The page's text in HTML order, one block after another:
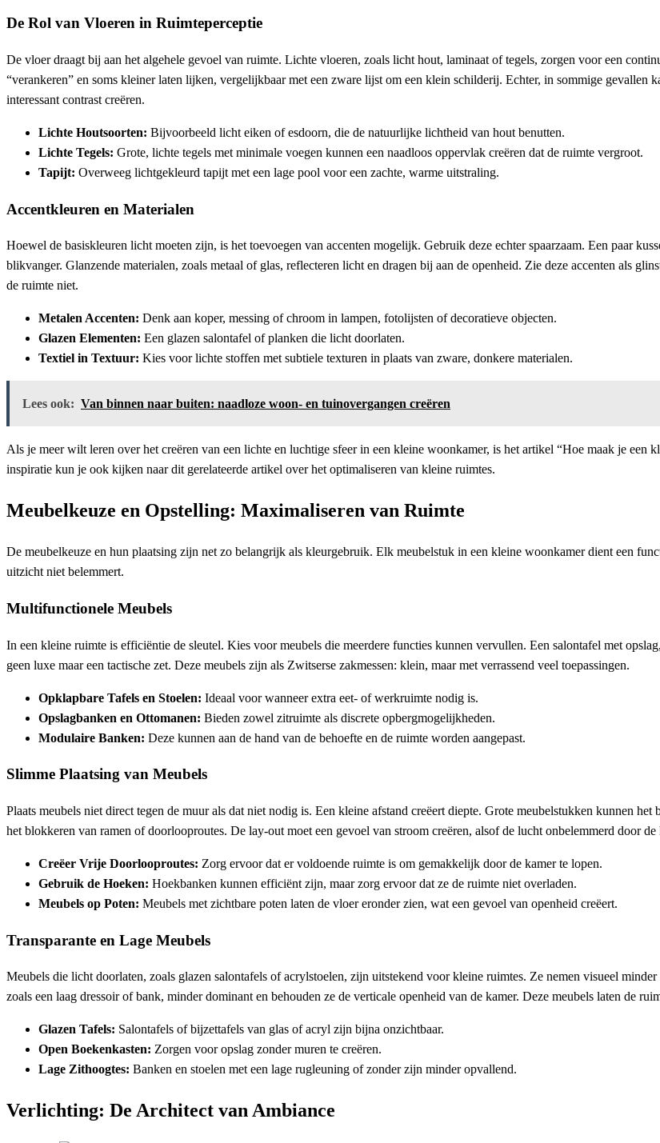
De Rol van Vloeren in Ruimteperceptie
De vloer draagt bij aan het algehele gevoel van ruimte. Lichte vloeren, zoals licht hout, laminaat of tegels, zorgen voor een
“verankeren” en soms kleiner laten lijken, vergelijkbaar met een zware lijst om een klein schilderij. Echter, in sommige gevallen
interessant contrast creëren.
Lichte Houtsoorten: Bijvoorbeeld licht eiken of esdoorn, die de natuurlijke lichtheid van hout benutten.
Lichte Tegels: Grote, lichte tegels met minimale voegen kunnen een naadloos oppervlak creëren dat de ruimte vergroot.
Tapijt: Overweeg lichtgekleurd tapijt met een lage pool voor een zachte, warme uitstraling.
Accentkleuren en Materialen
Hoewel de basiskleuren licht moeten zijn, is het toevoegen van accenten mogelijk. Gebruik deze echter spaarzaam. Een paar
blikvanger. Glanzende materialen, zoals metaal of glas, reflecteren licht en dragen bij aan de openheid. Zie deze accenten als
de ruimte niet.
Metalen Accenten: Denk aan koper, messing of chroom in lampen, fotolijsten of decoratieve objecten.
Glazen Elementen: Een glazen salontafel of planken die licht doorlaten.
Textiel in Textuur: Kies voor lichte stoffen met subtiele texturen in plaats van zware, donkere materialen.
Lees ook: Van binnen naar buiten: naadloze woon- en tuinovergangen creëren
Als je meer wilt leren over het creëren van een lichte en luchtige sfeer in een kleine woonkamer, is het artikel “Hoe maak je een
inspiratie kun je ook kijken naar dit gerelateerde artikel over het optimaliseren van kleine ruimtes.
Meubelkeuze en Opstelling: Maximaliseren van Ruimte
De meubelkeuze en hun plaatsing zijn net zo belangrijk als kleurgebruik. Elk meubelstuk in een kleine woonkamer dient een
uitzicht niet belemmert.
Multifunctionele Meubels
In een kleine ruimte is efficiëntie de sleutel. Kies voor meubels die meerdere functies kunnen vervullen. Een salontafel met
geen luxe maar een tactische zet. Deze meubels zijn als Zwitserse zakmessen: klein, maar met verrassend veel toepassingen.
Opklapbare Tafels en Stoelen: Ideaal voor wanneer extra eet- of werkruimte nodig is.
Opslagbanken en Ottomanen: Bieden zowel zitruimte als discrete opbergmogelijkheden.
Modulaire Banken: Deze kunnen aan de hand van de behoefte en de ruimte worden aangepast.
Slimme Plaatsing van Meubels
Plaats meubels niet direct tegen de muur als dat niet nodig is. Een kleine afstand creëert diepte. Grote meubelstukken kunnen
het blokkeren van ramen of doorlooproutes. De lay-out moet een gevoel van stroom creëren, alsof de lucht onbelemmerd door de
Creëer Vrije Doorlooproutes: Zorg ervoor dat er voldoende ruimte is om gemakkelijk door de kamer te lopen.
Gebruik de Hoeken: Hoekbanken kunnen efficiënt zijn, maar zorg ervoor dat ze de ruimte niet overladen.
Meubels op Poten: Meubels met zichtbare poten laten de vloer eronder zien, wat een gevoel van openheid creëert.
Transparante en Lage Meubels
Meubels die licht doorlaten, zoals glazen salontafels of acrylstoelen, zijn uitstekend voor kleine ruimtes. Ze nemen visueel
zoals een laag dressoir of bank, minder dominant en behouden ze de verticale openheid van de kamer. Deze meubels laten de
Glazen Tafels: Salontafels of bijzettafels van glas of acryl zijn bijna onzichtbaar.
Open Boekenkasten: Zorgen voor opslag zonder muren te creëren.
Lage Zithoogtes: Banken en stoelen met een lage rugleuning of zonder zijn minder opvallend.
Verlichting: De Architect van Ambiance